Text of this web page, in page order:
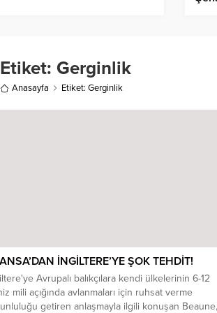
Etiket: Gerginlik
Anasayfa Etiket: Gerginlik
İNGİLTERE’YE ŞOK TEHDİT!
Avrupalı balıkçılara kendi ülkelerinin 6-12
mili açığında avlanmaları için ruhsat verme
getiren anlaşmayla ilgili konuşan